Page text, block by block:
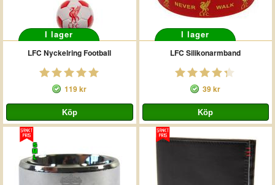
I lager
LFC Nyckelring Football
119 kr
I lager
LFC Silikonarmband
39 kr
S
M
L